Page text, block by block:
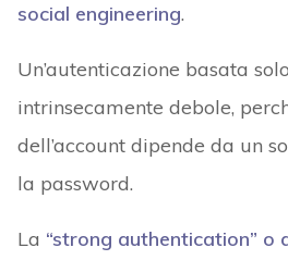
social engineering.
Un’autenticazione basata
intrinsecamente debole,
dell’account dipende da un
la password.
La “strong authentication” o